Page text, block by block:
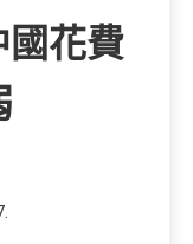
國花費